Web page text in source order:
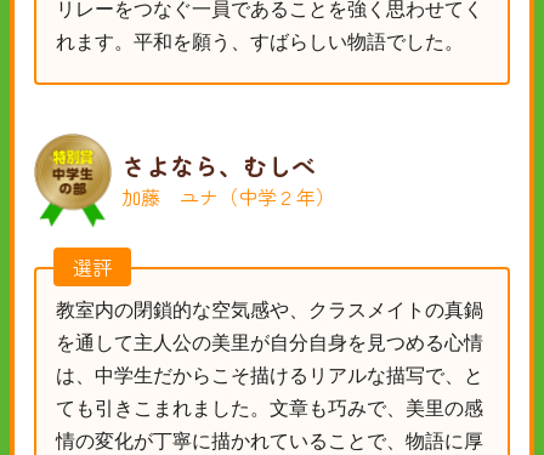
リレーをつなぐ一員であることを強く思わせてく
れます。平和を願う、すばらしい物語でした。
さよなら、むしべ
加藤 ユナ（中学２年）
選評
教室内の閉鎖的な空気感や、クラスメイトの真鍋
を通して主人公の美里が自分自身を見つめる心情
は、中学生だからこそ描けるリアルな描写で、と
ても引きこまれました。文章も巧みで、美里の感
情の変化が丁寧に描かれていることで、物語に厚